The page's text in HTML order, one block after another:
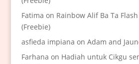
Fatima on Rainbow Alif Ba Ta
(Freebie)
asfieda impiana on Adam and
Farhana on Hadiah untuk Cikgu